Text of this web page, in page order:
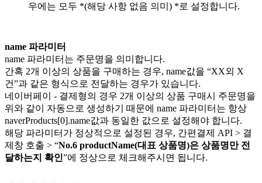
우에는 모두 *(해당 사항 없음 의미) *로 설정합니다.
name 파라미터
name 파라미터는 주문명을 의미합니다.
간혹 2개 이상의 상품을 구매하는 경우, name값을 “XX외 X
건”과 같은 형식으로 전달하는 경우가 있습니다.
네이버페이 - 결제형의 경우 2개 이상의 상품 구매시 주문명을
위와 같이 자동으로 생성하기 때문에 name 파라미터는 항상
naverProducts[0].name값과 동일한 값으로 설정해야 합니다.
해당 파라미터가 정상적으로 설정된 경우, 간편결제 API > 결
제창 호출 > “No.6 productName(대표 상품명)은 상품명만 전
달하는지 확인”에 정상으로 체크해주시면 됩니다.